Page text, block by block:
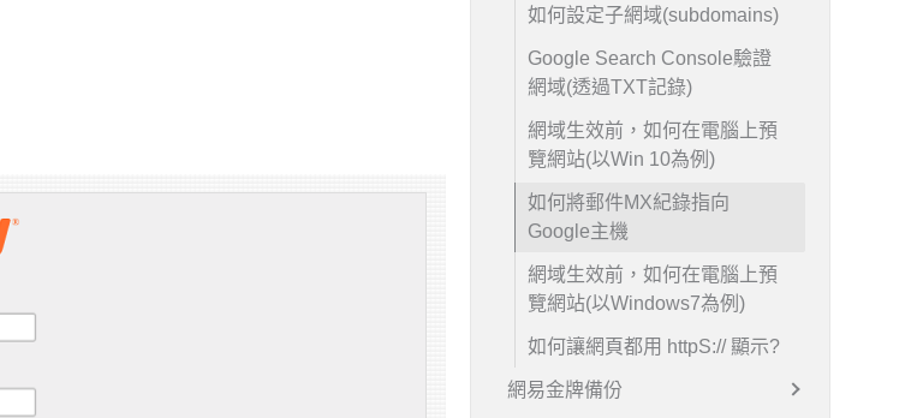
如何設定子網域(subdomains)
Google Search Console驗證
網域(透過TXT記錄)
網域生效前，如何在電腦上預
覽網站(以Win 10為例)
如何將郵件MX紀錄指向
Google主機
網域生效前，如何在電腦上預
覽網站(以Windows7為例)
如何讓網頁都用 httpS:// 顯示?
網易金牌備份